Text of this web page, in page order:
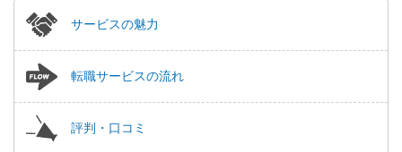
サービスの魅力
転職サービスの流れ
評判・口コミ